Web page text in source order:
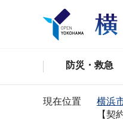
防災・救急
現在位置 横浜
【契